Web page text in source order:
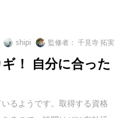
shipi 監修者： 千見寺 拓実
！ 自分に合った
るようです。取得する資格